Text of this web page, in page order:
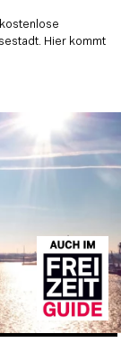
Hier kommt